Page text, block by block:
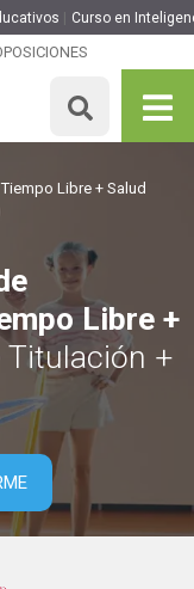
Curso en
Ocio y Tiempo
Libre + Salud
Libre +
Titulación +